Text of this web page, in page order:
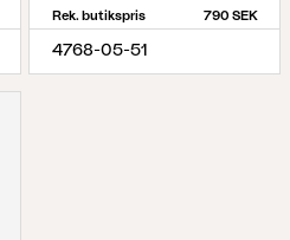
Rek. butikspris 790 SEK
4768-05-51